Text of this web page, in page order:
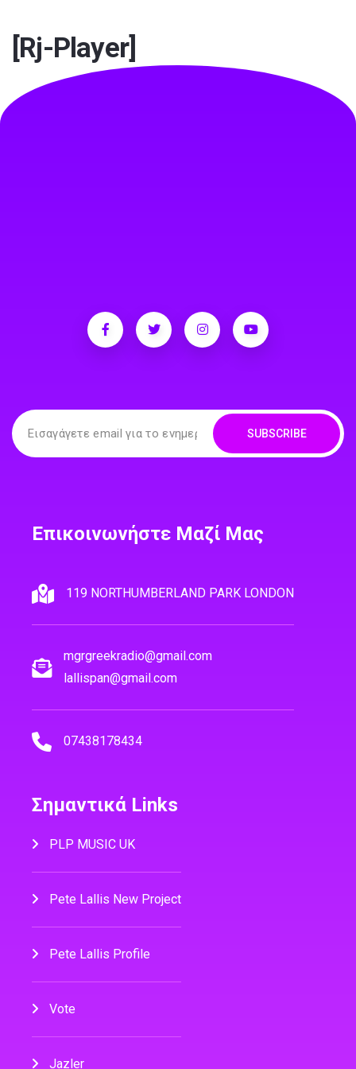
[rj-Player]
SUBSCRIBE
Επικοινωνήστε Μαζί Μας
119 NORTHUMBERLAND PARK LONDON
mgrgreekradio@gmail.com
lallispan@gmail.com
07438178434
Σημαντικά Links
PLP MUSIC UK
Pete Lallis New Project
Pete Lallis Profile
Vote
Jazler